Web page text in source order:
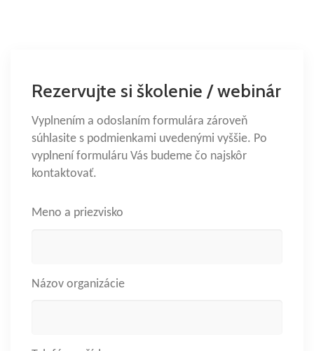
Rezervujte si školenie / webinár
Vyplnením a odoslaním formulára zároveň
súhlasite s podmienkami uvedenými vyššie. Po
vyplnení formuláru Vás budeme čo najskôr
kontaktovať.
Meno a priezvisko
Názov organizácie